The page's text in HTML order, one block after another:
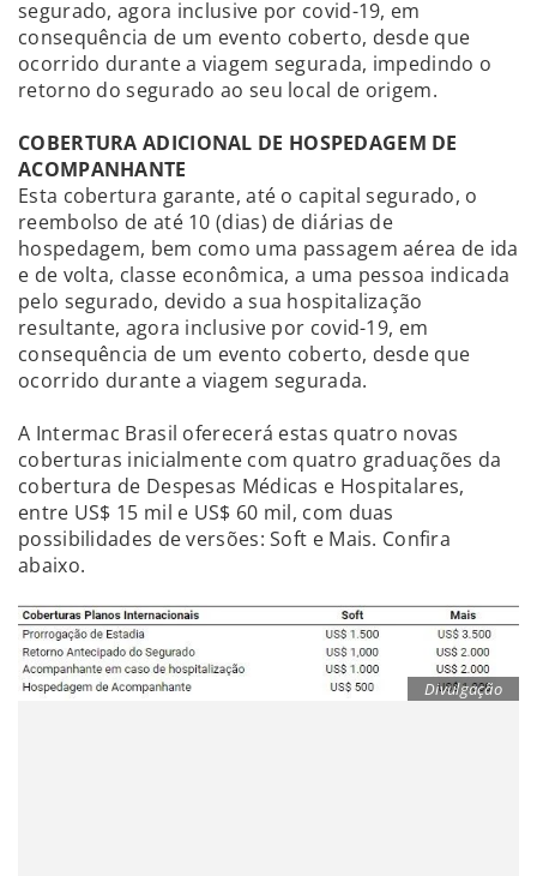
segurado, agora inclusive por covid-19, em
consequência de um evento coberto, desde que
ocorrido durante a viagem segurada, impedindo o
retorno do segurado ao seu local de origem.
COBERTURA ADICIONAL DE HOSPEDAGEM DE
ACOMPANHANTE
Esta cobertura garante, até o capital segurado, o
reembolso de até 10 (dias) de diárias de
hospedagem, bem como uma passagem aérea de ida
e de volta, classe econômica, a uma pessoa indicada
pelo segurado, devido a sua hospitalização
resultante, agora inclusive por covid-19, em
consequência de um evento coberto, desde que
ocorrido durante a viagem segurada.
A Intermac Brasil oferecerá estas quatro novas
coberturas inicialmente com quatro graduações da
cobertura de Despesas Médicas e Hospitalares,
entre US$ 15 mil e US$ 60 mil, com duas
possibilidades de versões: Soft e Mais. Confira
abaixo.
Divulgação